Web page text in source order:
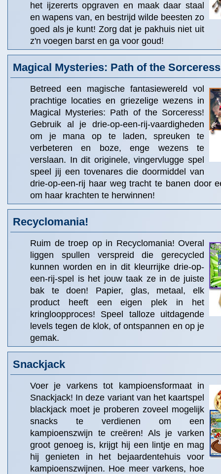
het ijzererts opgraven en maak daar staal
en wapens van, en bestrijd wilde beesten zo
goed als je kunt! Zorg dat je pakhuis niet uit
z'n voegen barst en ga voor goud!
Magical Mysteries: Path of the Sorceress
Betreed een magische fantasiewereld vol
prachtige locaties en griezelige wezens in
Magical Mysteries: Path of the Sorceress!
Gebruik al je drie-op-een-rij-vaardigheden
om je mana op te laden, spreuken te
verbeteren en boze, enge wezens te
verslaan. In dit originele, vingervlugge spel
speel jij een tovenares die doormiddel van
drie-op-een-rij haar weg tracht te banen door
om haar krachten te herwinnen!
Recyclomania!
Ruim de troep op in Recyclomania! Overal
liggen spullen verspreid die gerecycled
kunnen worden en in dit kleurrijke drie-op-
een-rij-spel is het jouw taak ze in de juiste
bak te doen! Papier, glas, metaal, elk
product heeft een eigen plek in het
kringloopproces! Speel talloze uitdagende
levels tegen de klok, of ontspannen en op je
gemak.
Snackjack
Voer je varkens tot kampioensformaat in
Snackjack! In deze variant van het kaartspel
blackjack moet je proberen zoveel mogelijk
snacks te verdienen om een
kampioenszwijn te creëren! Als je varken
groot genoeg is, krijgt hij een lintje en mag
hij genieten in het bejaardentehuis voor
kampioenszwijnen. Hoe meer varkens, hoe